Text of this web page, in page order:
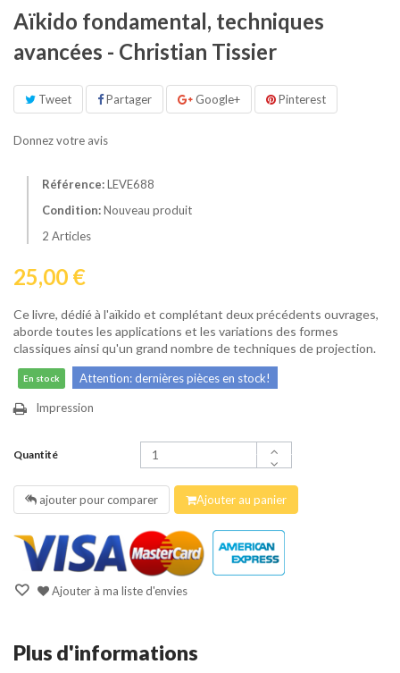
Aïkido fondamental, techniques
avancées - Christian Tissier
Tweet Partager Google+ Pinterest
Donnez votre avis
Référence:LEVE688
Condition:Nouveau produit
2 Articles
25,00 €
Ce livre, dédié à l'aïkido et complétant deux précédents ouvrages,
aborde toutes les applications et les variations des formes
classiques ainsi qu'un grand nombre de techniques de projection.
En stock Attention: dernières pièces en stock!
Impression
Quantité
ajouter pour comparer Ajouter au panier
Ajouter à ma liste d'envies
Plus d'informations